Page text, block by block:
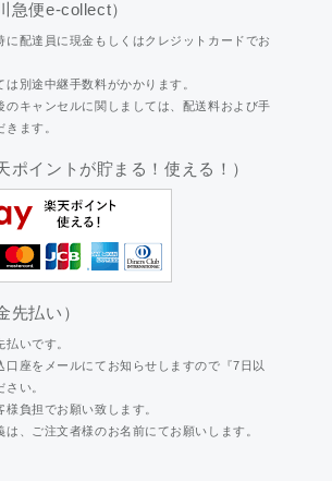
急便e-collect）
配達員に現金もしくはクレジットカードでお
別途中継手数料がかかります。
キャンセルに関しましては、配送料および手
きます。
ポイントが貯まる！使える！）
先払い）
いです。
座をメールにてお知らせしますので『7日以
い。
負担でお願い致します。
、ご注文者様のお名前にてお願いします。